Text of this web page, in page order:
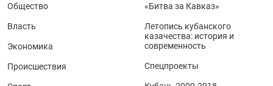
Общество
Власть
Экономика
Происшествия
«Битва за Кавказ»
Летопись кубанского
казачества: история и
современность
Спецпроекты